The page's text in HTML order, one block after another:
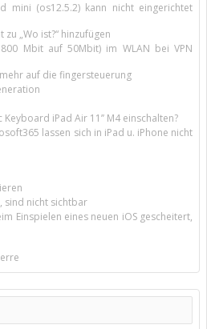
mini (os12.5.2) kann nicht eingerichtet
„Wo ist?“ hinzufügen
Mbit auf 50Mbit) im WLAN bei VPN
auf die fingersteuerung
iPad Air 11’’ M4 einschalten?
lassen sich in iPad u. iPhone nicht
sind nicht sichtbar
Einspielen eines neuen iOS gescheitert,